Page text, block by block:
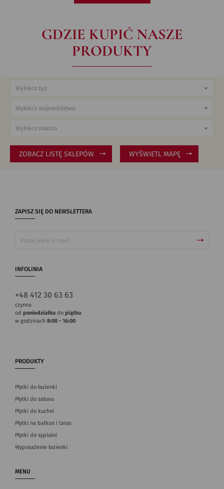
GDZIE KUPIĆ NASZE
PRODUKTY
ZOBACZ LISTĘ SKLEPÓW WYŚWIETL MAPĘ
ZAPISZ SIĘ DO NEWSLETTERA
INFOLINIA
+48 412 30 63 63
czynna
od poniedziałku do piątku
w godzinach 8:00 - 16:00
PRODUKTY
Płytki do łazienki
Płytki do salonu
Płytki do kuchni
Płytki na balkon i taras
Płytki do sypialni
Wyposażenie łazienki
MENU